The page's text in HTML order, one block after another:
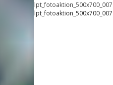
lpt_fotoaktion_500x700_007
lpt_fotoaktion_500x700_007